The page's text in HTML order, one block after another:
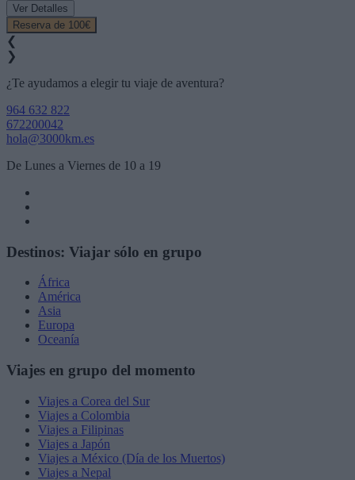
Ver Detalles
Reserva de 100€
❮
❯
¿Te ayudamos a elegir tu viaje de aventura?
964 632 822
672200042
hola@3000km.es
De Lunes a Viernes de 10 a 19
Destinos: Viajar sólo en grupo
África
América
Asia
Europa
Oceanía
Viajes en grupo del momento
Viajes a Corea del Sur
Viajes a Colombia
Viajes a Filipinas
Viajes a Japón
Viajes a México (Día de los Muertos)
Viajes a Nepal